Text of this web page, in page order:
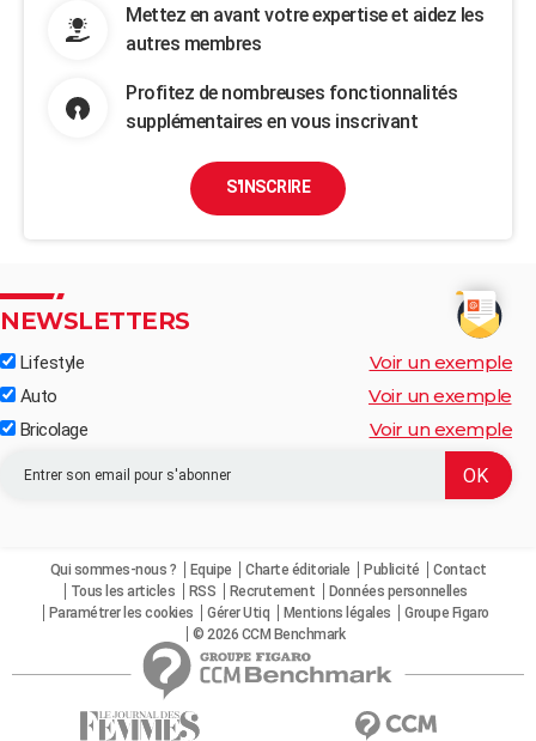
Mettez en avant votre expertise et aidez les
autres membres
Profitez de nombreuses fonctionnalités
supplémentaires en vous inscrivant
S'INSCRIRE
NEWSLETTERS
Lifestyle Voir un exemple
Auto Voir un exemple
Bricolage Voir un exemple
Qui sommes-nous ? Equipe Charte éditoriale Publicité
Contact
Tous les articles
RSS Recrutement
Données personnelles
Paramétrer les cookies
Gérer Utiq Mentions légales
Groupe Figaro
© 2026 CCM Benchmark